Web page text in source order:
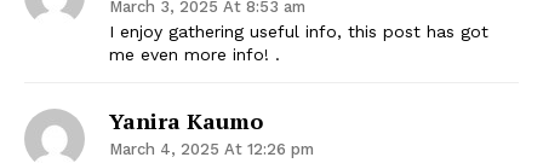
March 3, 2025 At 8:53 am
I enjoy gathering useful info, this post has got
me even more info! .
Yanira Kaumo
March 4, 2025 At 12:26 pm